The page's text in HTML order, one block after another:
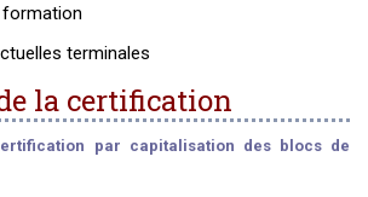
formation
terminales
la certification
par capitalisation des blocs de